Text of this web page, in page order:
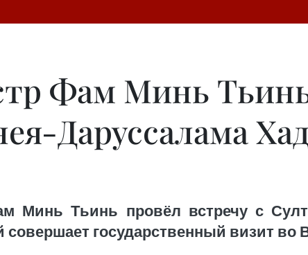
Фам Минь Тьинь
Даруссалама
Минь Тьинь провёл встречу с
государственный визит во